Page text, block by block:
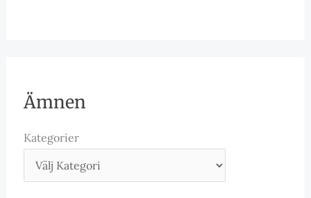
Ämnen
Kategorier